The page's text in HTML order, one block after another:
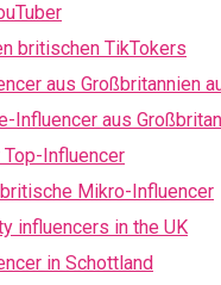
britischen TikTokers
aus Großbritannien
Influencer aus
Influencer
Mikro-Influencer
influencers in the UK
in Schottland